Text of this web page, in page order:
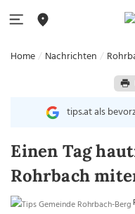
Home Nachrichten
tips.at als
Einen Tag
Rohrbach